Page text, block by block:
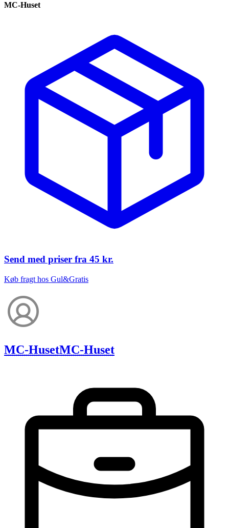
MC-Huset
Send med priser fra 45 kr.
Køb fragt hos Gul&Gratis
MC-HusetMC-Huset